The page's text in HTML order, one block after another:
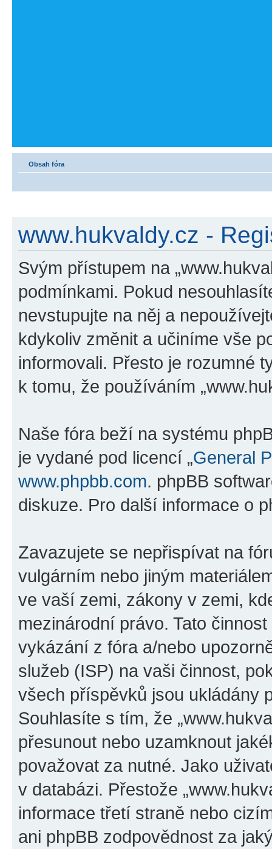
Obsah fóra
www.hukvaldy.cz -
Svým přístupem na
podmínkami. Pokud
nevstupujte na něj a
kdykoliv změnit a učiníme vše
informovali. Přesto je rozumné
k tomu, že používáním
Naše fóra beží na systému
je vydané pod licencí „General
www.phpbb.com. phpBB
diskuze. Pro další informace o
Zavazujete se nepřispívat na
vulgárním nebo jiným
ve vaší zemi, zákony v zemi,
mezinárodní právo. Tato
vykázání z fóra a/nebo
služeb (ISP) na vaši činnost,
všech příspěvků jsou ukládány
Souhlasíte s tím, že
přesunout nebo uzamknout
považovat za nutné. Jako
v databázi. Přestože
informace třetí straně nebo
ani phpBB zodpovědnost za